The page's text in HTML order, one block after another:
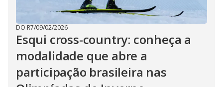
DO R7/09/02/2026
Esqui cross-country: conheça a
modalidade que abre a
participação brasileira nas